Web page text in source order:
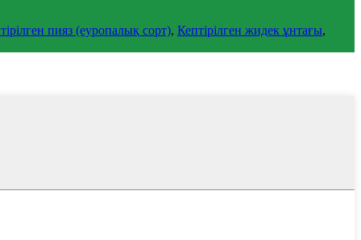
пияз (еуропалық сорт), Кептірілген жидек ұнтағы,